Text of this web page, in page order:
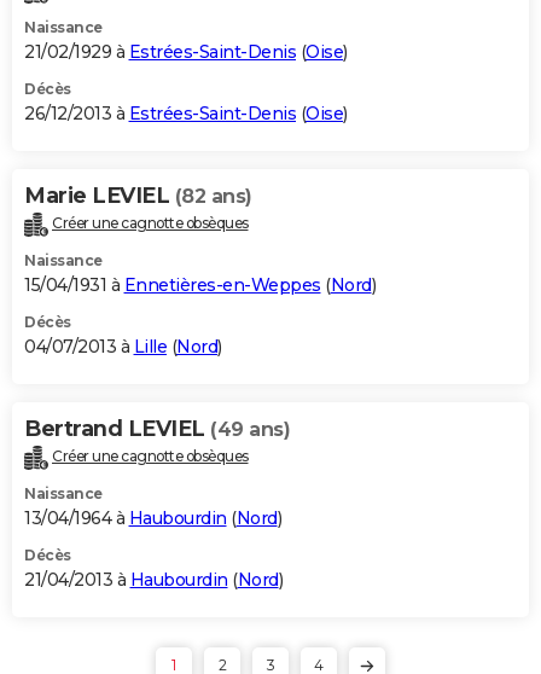
Naissance
21/02/1929 à Estrées-Saint-Denis (Oise)
Décès
26/12/2013 à Estrées-Saint-Denis (Oise)
Marie LEVIEL (82 ans)
Créer une cagnotte obsèques
Naissance
15/04/1931 à Ennetières-en-Weppes (Nord)
Décès
04/07/2013 à Lille (Nord)
Bertrand LEVIEL (49 ans)
Créer une cagnotte obsèques
Naissance
13/04/1964 à Haubourdin (Nord)
Décès
21/04/2013 à Haubourdin (Nord)
1 2 3 4